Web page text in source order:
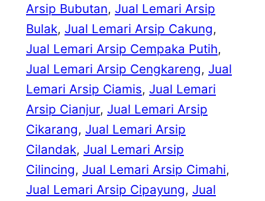
Arsip Bubutan, Jual Lemari Arsip
Bulak, Jual Lemari Arsip Cakung
Jual Lemari Arsip Cempaka Putih
Jual Lemari Arsip Cengkareng, Jual
Lemari Arsip Ciamis, Jual Lemari
Arsip Cianjur, Jual Lemari Arsip
Cikarang, Jual Lemari Arsip
Cilandak, Jual Lemari Arsip
Cilincing, Jual Lemari Arsip Cimahi
Jual Lemari Arsip Cipayung, Jual